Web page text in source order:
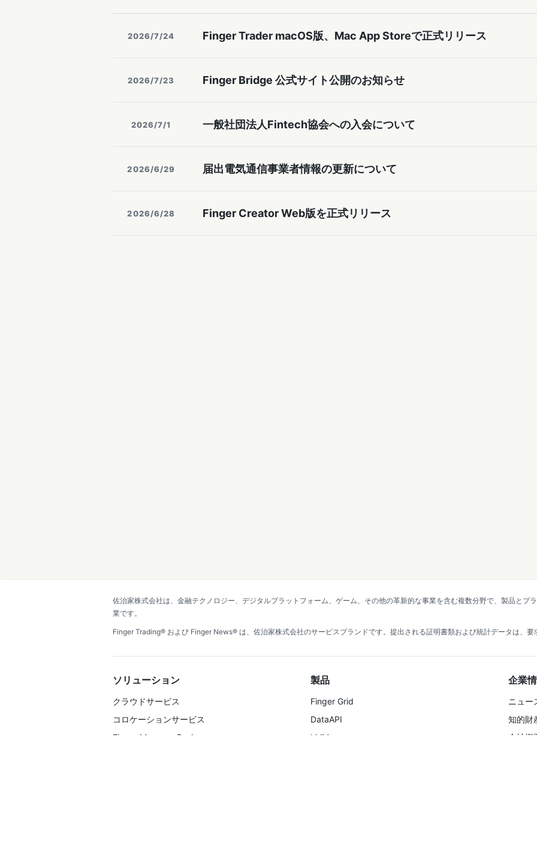
2026/7/24 Finger Trader macOS版、Mac App Storeで正式リリース
2026/7/23 Finger Bridge 公式サイト公開のお知らせ
2026/7/1 一般社団法人Fintech協会への入会について
2026/6/29 届出電気通信事業者情報の更新について
2026/6/28 Finger Creator Web版を正式リリース
佐治家株式会社は、金融テクノロジー、デジタルプラットフォーム、ゲーム、その他の革新的な事業を含む複数分野で、製品とプ
業です。
Finger Trading® および Finger News® は、佐治家株式会社のサービスブランドです。提出される証明書類および統計データは、要
ソリューション
クラウドサービス
コロケーションサービス
Finger Manager Business
製品
Finger Grid
DataAPI
kiriM
企業
ニュー
知的財
会社概